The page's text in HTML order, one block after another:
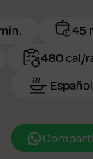
45
480 cal/